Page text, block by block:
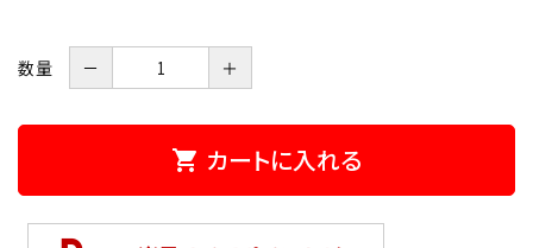
数量 － ＋
shopping_cart カートに入れる